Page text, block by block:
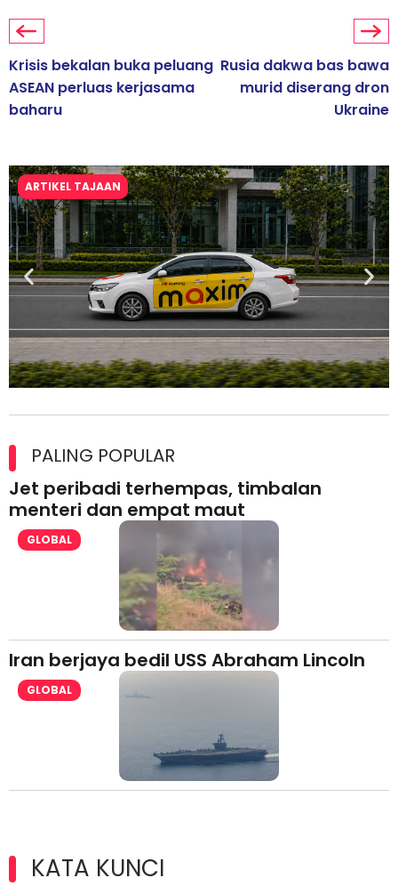
Krisis bekalan buka peluang
ASEAN perluas kerjasama
baharu
Rusia dakwa bas bawa
murid diserang dron
Ukraine
ARTIKEL TAJAAN
lesen separuh pertama 2026
PALING POPULAR
Jet peribadi terhempas, timbalan
menteri dan empat maut
GLOBAL
Iran berjaya bedil USS Abraham Lincoln
GLOBAL
KATA KUNCI